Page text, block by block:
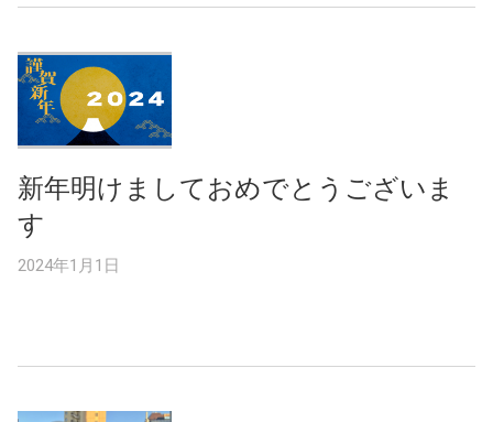
新年明けましておめでとうございま
す
2024年1月1日